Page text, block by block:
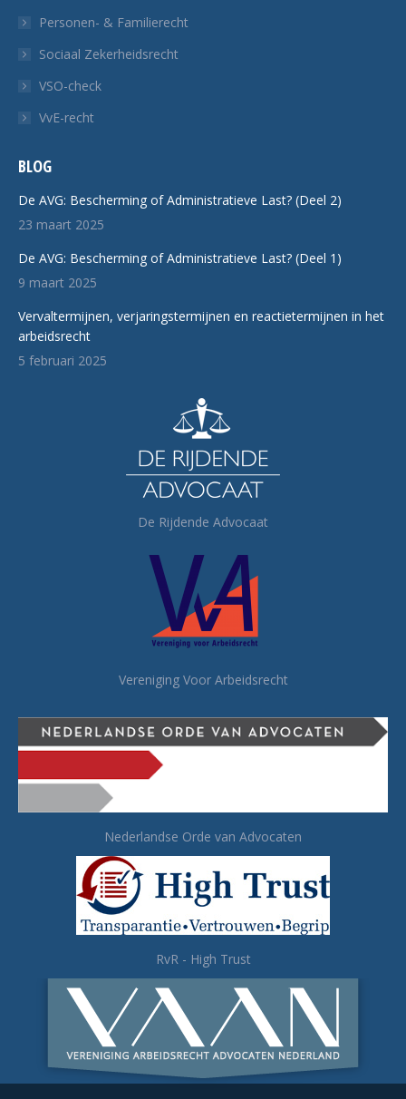
Personen- & Familierecht
Sociaal Zekerheidsrecht
VSO-check
VvE-recht
BLOG
De AVG: Bescherming of Administratieve Last? (Deel 2)
23 maart 2025
De AVG: Bescherming of Administratieve Last? (Deel 1)
9 maart 2025
Vervaltermijnen, verjaringstermijnen en reactietermijnen in het
arbeidsrecht
5 februari 2025
De Rijdende Advocaat
Vereniging Voor Arbeidsrecht
Nederlandse Orde van Advocaten
RvR - High Trust